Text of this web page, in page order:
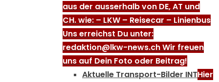
aus der ausserhalb von DE, AT und
CH. wie: – LKW – Reisecar – Linienbus
Uns erreichst Du unter:
redaktion@lkw-news.ch Wir freuen
uns auf Dein Foto oder Beitrag!
Aktuelle Transport-Bilder INTHier